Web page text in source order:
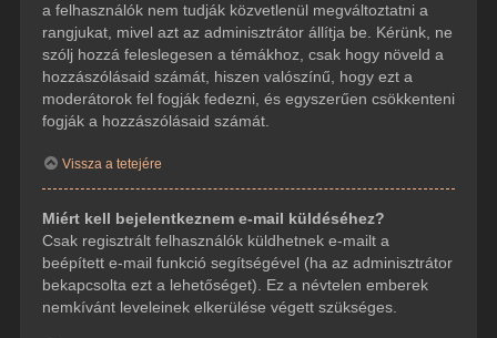
a felhasználók nem tudják közvetlenül megváltoztatni a
rangjukat, mivel azt az adminisztrátor állítja be. Kérünk, ne
szólj hozzá feleslegesen a témákhoz, csak hogy növeld a
hozzászólásaid számát, hiszen valószínű, hogy ezt a
moderátorok fel fogják fedezni, és egyszerűen csökkenteni
fogják a hozzászólásaid számát.
Vissza a tetejére
Miért kell bejelentkeznem e-mail küldéséhez?
Csak regisztrált felhasználók küldhetnek e-mailt a
beépített e-mail funkció segítségével (ha az adminisztrátor
bekapcsolta ezt a lehetőséget). Ez a névtelen emberek
nemkívánt leveleinek elkerülése végett szükséges.